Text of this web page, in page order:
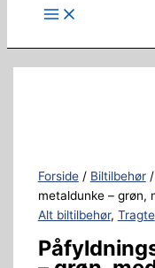
Forside/ Biltilbehør/
metaldunke –
Alt biltilbehør, Tragte